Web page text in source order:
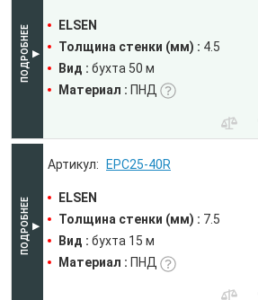
ELSEN
Толщина стенки (мм) : 4.5
Вид : бухта 50 м
Материал : ПНД
EPC25-40R
ELSEN
Толщина стенки (мм) : 7.5
Вид : бухта 15 м
Материал : ПНД